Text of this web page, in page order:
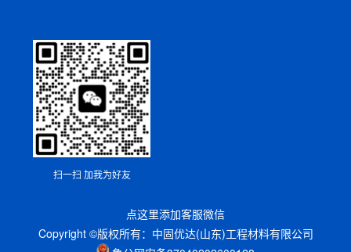
扫一扫 加我为好友
点这里添加客服微信
Copyright ©版权所有：中固优达(山东)工程材料有限公司